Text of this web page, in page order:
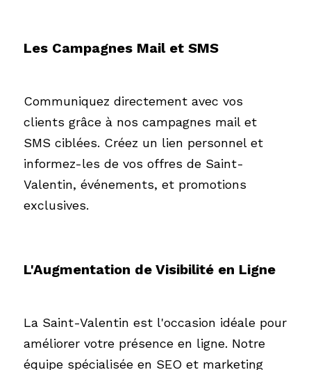
Les Campagnes Mail et SMS
Communiquez directement avec vos
clients grâce à nos campagnes mail et
SMS ciblées. Créez un lien personnel et
informez-les de vos offres de Saint-
Valentin, événements, et promotions
exclusives.
L'Augmentation de Visibilité en Ligne
La Saint-Valentin est l'occasion idéale pour
améliorer votre présence en ligne. Notre
équipe spécialisée en SEO et marketing